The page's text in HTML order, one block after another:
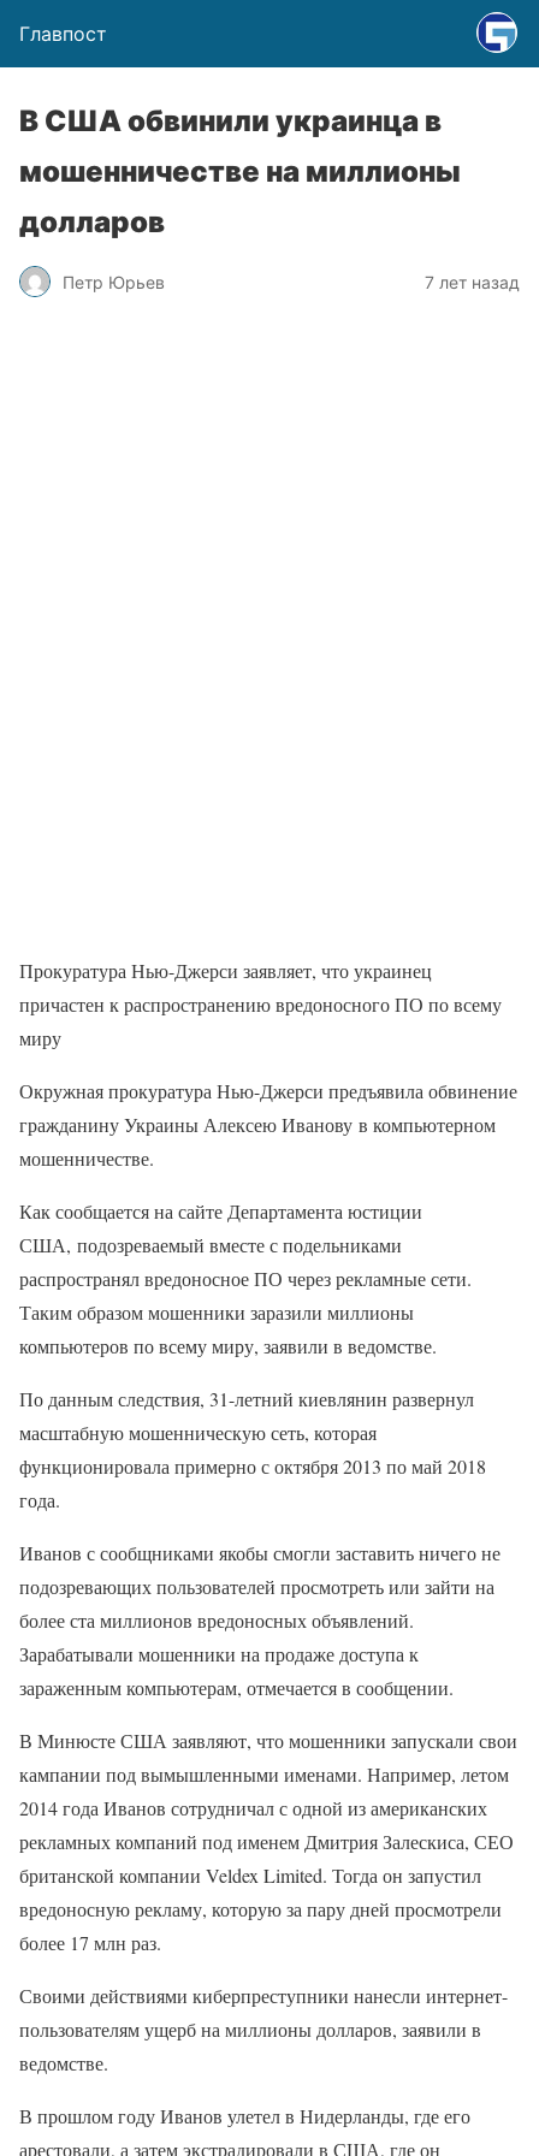
Главпост
В США обвинили украинца в
мошенничестве на миллионы
долларов
Петр Юрьев 7 лет назад
Прокуратура Нью-Джерси заявляет, что украинец
причастен к распространению вредоносного ПО по всему
миру
Окружная прокуратура Нью-Джерси предъявила обвинение
гражданину Украины Алексею Иванову в компьютерном
мошенничестве.
Как сообщается на сайте Департамента юстиции
США, подозреваемый вместе с подельниками
распространял вредоносное ПО через рекламные сети.
Таким образом мошенники заразили миллионы
компьютеров по всему миру, заявили в ведомстве.
По данным следствия, 31-летний киевлянин развернул
масштабную мошенническую сеть, которая
функционировала примерно с октября 2013 по май 2018
года.
Иванов с сообщниками якобы смогли заставить ничего не
подозревающих пользователей просмотреть или зайти на
более ста миллионов вредоносных объявлений.
Зарабатывали мошенники на продаже доступа к
зараженным компьютерам, отмечается в сообщении.
В Минюсте США заявляют, что мошенники запускали свои
кампании под вымышленными именами. Например, летом
2014 года Иванов сотрудничал с одной из американских
рекламных компаний под именем Дмитрия Залескиса, СЕО
британской компании Veldex Limited. Тогда он запустил
вредоносную рекламу, которую за пару дней просмотрели
более 17 млн раз.
Своими действиями киберпреступники нанесли интернет-
пользователям ущерб на миллионы долларов, заявили в
ведомстве.
В прошлом году Иванов улетел в Нидерланды, где его
арестовали, а затем экстрадировали в США, где он